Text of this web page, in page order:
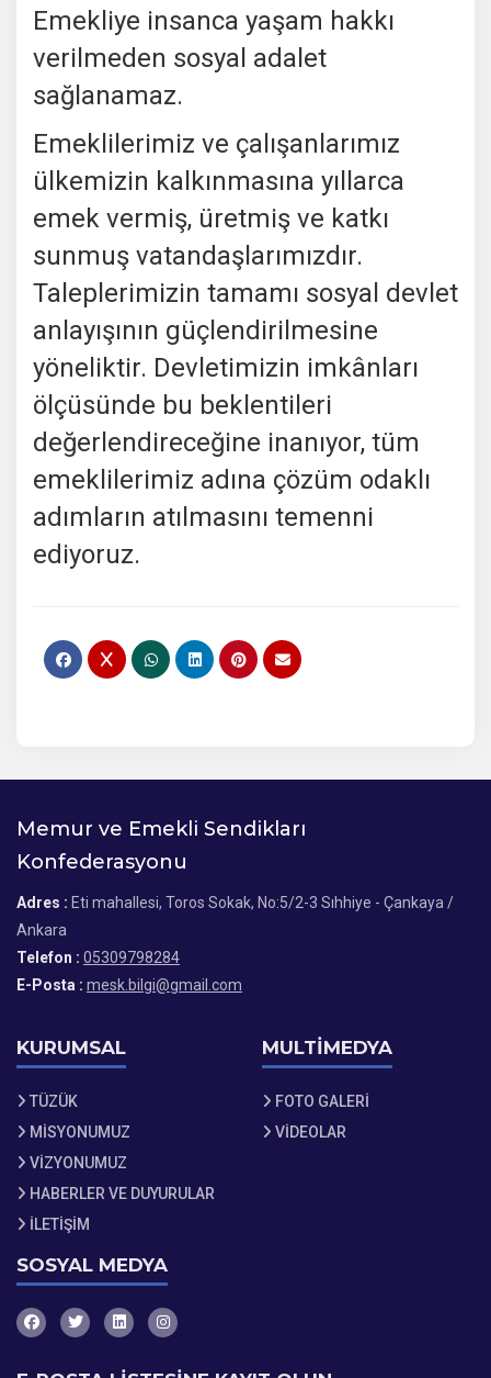
Emekliye insanca yaşam hakkı
verilmeden sosyal adalet
sağlanamaz.
Emeklilerimiz ve çalışanlarımız
ülkemizin kalkınmasına yıllarca
emek vermiş, üretmiş ve katkı
sunmuş vatandaşlarımızdır.
Taleplerimizin tamamı sosyal devlet
anlayışının güçlendirilmesine
yöneliktir. Devletimizin imkânları
ölçüsünde bu beklentileri
değerlendireceğine inanıyor, tüm
emeklilerimiz adına çözüm odaklı
adımların atılmasını temenni
ediyoruz.
Memur ve Emekli Sendikları
Konfederasyonu
Adres : Eti mahallesi, Toros Sokak, No:5/2-3 Sıhhiye - Çankaya /
Ankara
Telefon : 05309798284
E-Posta : mesk.bilgi@gmail.com
KURUMSAL
TÜZÜK
MİSYONUMUZ
VİZYONUMUZ
HABERLER VE DUYURULAR
İLETİŞİM
MULTİMEDYA
FOTO GALERİ
VİDEOLAR
SOSYAL MEDYA